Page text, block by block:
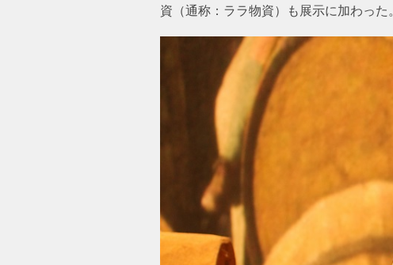
資（通称：ララ物資）も展示に加わった。